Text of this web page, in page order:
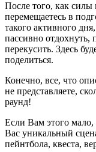
После того, как
перемещаетесь в
такого активного
пассивно отдохнуть,
перекусить. Здесь
поделиться.
Конечно, все, что
не представляете,
раунд!
Если Вам этого
Вас уникальный
пейнтбола, квеста,